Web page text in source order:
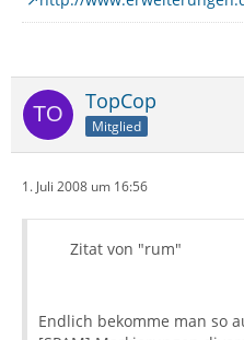
TopCop
Mitglied
1. Juli 2008 um 16:56
Zitat von "rum"
Endlich bekomme man so